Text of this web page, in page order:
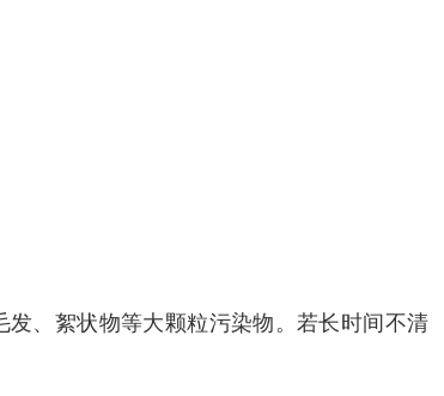
、絮状物等大颗粒污染物。若长时间不清